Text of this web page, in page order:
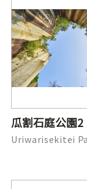
瓜割石庭公園2
Uriwarisekitei